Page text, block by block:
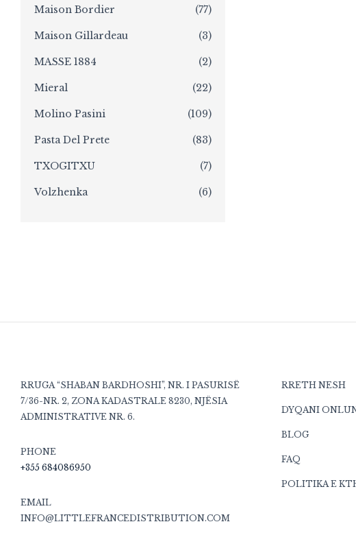
Maison Bordier (77)
Maison Gillardeau (3)
MASSE 1884 (2)
Mieral (22)
Molino Pasini (109)
Pasta Del Prete (83)
TXOGITXU (7)
Volzhenka (6)
RRUGA “SHABAN BARDHOSHI”, NR. I PASURISË
7/36-NR. 2, ZONA KADASTRALE 8230, NJËSIA
ADMINISTRATIVE NR. 6.
PHONE
+355 684086950
EMAIL
INFO@LITTLEFRANCEDISTRIBUTION.COM
RRETH NESH
DYQANI
BLOG
FAQ
POLITIKA E